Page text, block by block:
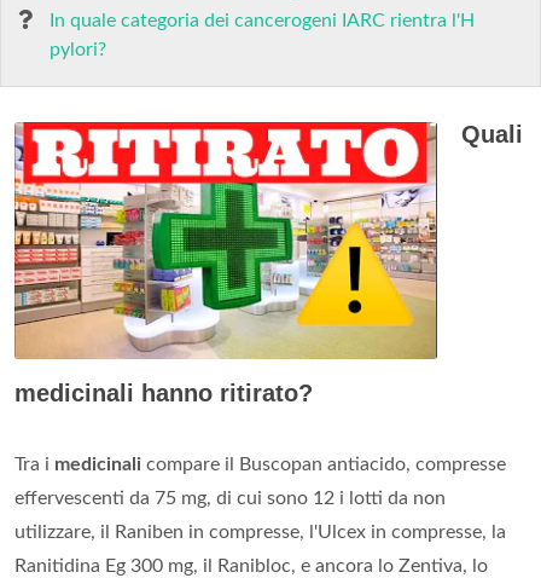
In quale categoria dei cancerogeni IARC rientra l'H
pylori?
Quali
medicinali hanno ritirato?
Tra i medicinali compare il Buscopan antiacido, compresse
effervescenti da 75 mg, di cui sono 12 i lotti da non
utilizzare, il Raniben in compresse, l'Ulcex in compresse, la
Ranitidina Eg 300 mg, il Ranibloc, e ancora lo Zentiva, lo